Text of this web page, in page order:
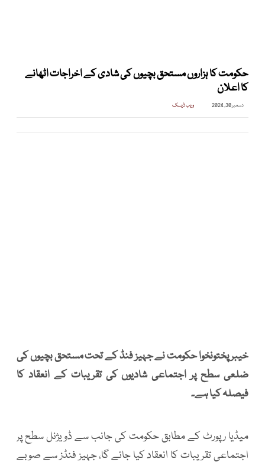
حکومت کا ہزاروں مستحق بچیوں کی شادی کے اخراجات اٹھانے
کا اعلان
دسمبر 30, 2024 ویب ڈیسک
خیبرپختونخوا حکومت نے جہیز فنڈ کے تحت مستحق بچیوں کی
ضلعی سطح پر اجتماعی شادیوں کی تقریبات کے انعقاد کا
فیصلہ کیا ہے۔
میڈیا رپورٹ کے مطابق حکومت کی جانب سے ڈویژنل سطح پر
اجتماعی تقریبات کا انعقاد کیا جائے گا، جہیز فنڈز سے صوبے